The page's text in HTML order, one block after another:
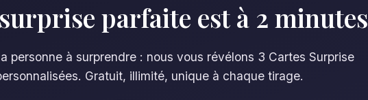
parfaite est à 2 minutes
personne à surprendre : nous vous révélons 3 Cartes Surprise
Gratuit, illimité, unique à chaque tirage.